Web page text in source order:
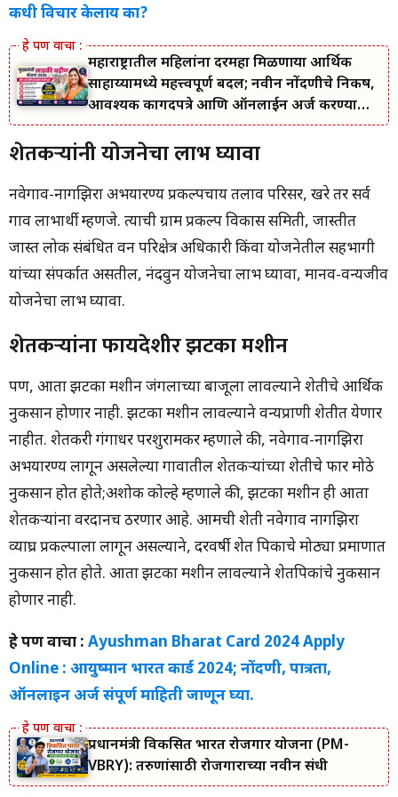
कधी विचार केलाय का?
महाराष्ट्रातील महिलांना दरमहा मिळणाऱ्या आर्थिक
साहाय्यामध्ये महत्त्वपूर्ण बदल; नवीन नोंदणीचे निकष,
आवश्यक कागदपत्रे आणि ऑनलाईन अर्ज करण्याची
सोपी प्रक्रिया जाणून घ्या.
शेतकऱ्यांनी योजनेचा लाभ घ्यावा
नवेगाव-नागझिरा अभयारण्य प्रकल्पचाय तलाव परिसर, खरे तर सर्व
गाव लाभार्थी म्हणजे. त्याची ग्राम प्रकल्प विकास समिती, जास्तीत
जास्त लोक संबंधित वन परिक्षेत्र अधिकारी किंवा योजनेतील सहभागी
यांच्या संपर्कात असतील, नंदवुन योजनेचा लाभ घ्यावा, मानव-वन्यजीव
योजनेचा लाभ घ्यावा.
शेतकऱ्यांना फायदेशीरझटका मशीन
पण, आता झटका मशीन जंगलाच्या बाजूला लावल्याने शेतीचे आर्थिक
नुकसान होणार नाही. झटका मशीन लावल्याने वन्यप्राणी शेतीत येणार
नाहीत. शेतकरी गंगाधर परशुरामकर म्हणाले की, नवेगाव-नागझिरा
अभयारण्य लागून असलेल्या गावातील शेतकऱ्यांच्या शेतीचे फार मोठे
नुकसान होत होते;अशोक कोल्हे म्हणाले की, झटका मशीन ही आता
शेतकऱ्यांना वरदानच ठरणार आहे. आमची शेती नवेगाव नागझिरा
व्याघ्र प्रकल्पाला लागून असल्याने, दरवर्षी शेत पिकाचे मोठ्या प्रमाणात
नुकसान होत होते. आता झटका मशीन लावल्याने शेतपिकांचे नुकसान
होणार नाही.
हे पण वाचा : Ayushman Bharat Card 2024 Apply
Online : आयुष्मान भारत कार्ड 2024; नोंदणी, पात्रता,
ऑनलाइन अर्ज संपूर्ण माहिती जाणून घ्या.
प्रधानमंत्री विकसित भारत रोजगार योजना (PM-
VBRY): तरुणांसाठी रोजगाराच्या नवीन संधी